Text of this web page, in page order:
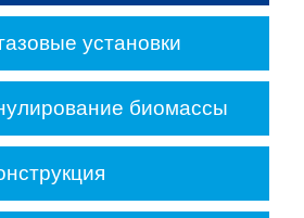
установки
биомассы